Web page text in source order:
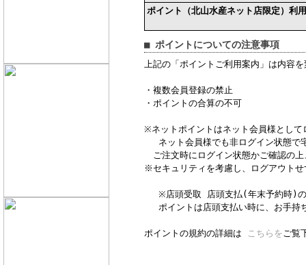
ポイント（北山水産ネット店限定）利
■ ポイントについての注意事項
上記の「ポイントご利用案内」は内容
・複数会員登録の禁止
・ポイントの合算の不可
※ネットポイントはネット会員様とし
ネット会員様でも非ログイン状態で
ご注文時にログイン状態かご確認の
※セキュリティを考慮し、ログアウト
※店頭受取 店頭支払(年末予約時)の
ポイントは店頭支払い時に、お手持
ポイントの規約の詳細は こちらをご覧